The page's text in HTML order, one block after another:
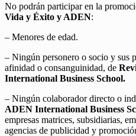
No podrán participar en la
Vida y Éxito y ADEN:
– Menores de edad.
– Ningún personero o socio y sus
afinidad o consanguinidad, de
International Business School.
– Ningún colaborador directo o
ADEN International Business
empresas matrices, subsidiarias,
agencias de publicidad y